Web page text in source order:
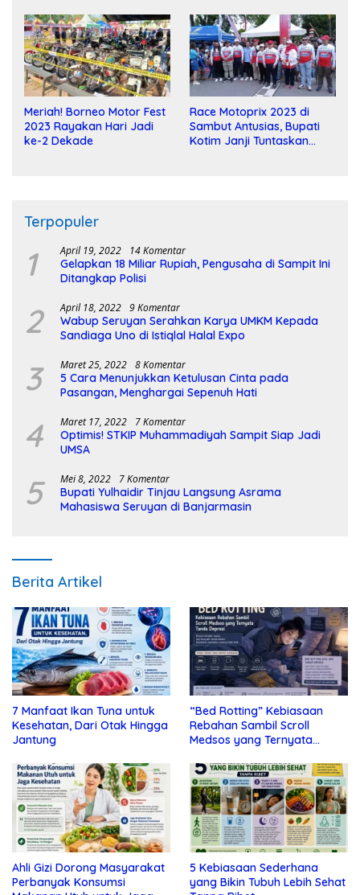
Meriah! Borneo Motor Fest
2023 Rayakan Hari Jadi
ke-2 Dekade
Race Motoprix 2023 di
Sambut Antusias, Bupati
Kotim Janji Tuntaskan
Terpopuler
1 April 19, 2022 14 Komentar
Gelapkan 18 Miliar Rupiah, Pengusaha di Sampit Ini
Ditangkap Polisi
2 April 18, 2022 9 Komentar
Wabup Seruyan Serahkan Karya UMKM Kepada
Sandiaga Uno di Istiqlal Halal Expo
3 Maret 25, 2022 8 Komentar
5 Cara Menunjukkan Ketulusan Cinta pada
Pasangan, Menghargai Sepenuh Hati
4 Maret 17, 2022 7 Komentar
Optimis! STKIP Muhammadiyah Sampit Siap Jadi
UMSA
5 Mei 8, 2022 7 Komentar
Bupati Yulhaidir Tinjau Langsung Asrama
Mahasiswa Seruyan di Banjarmasin
Berita Artikel
7 Manfaat Ikan Tuna untuk
Kesehatan, Dari Otak Hingga
Jantung
“Bed Rotting” Kebiasaan
Rebahan Sambil Scroll
Medsos yang Ternyata
Ahli Gizi Dorong Masyarakat
Perbanyak Konsumsi
5 Kebiasaan Sederhana
yang Bikin Tubuh Lebih Sehat